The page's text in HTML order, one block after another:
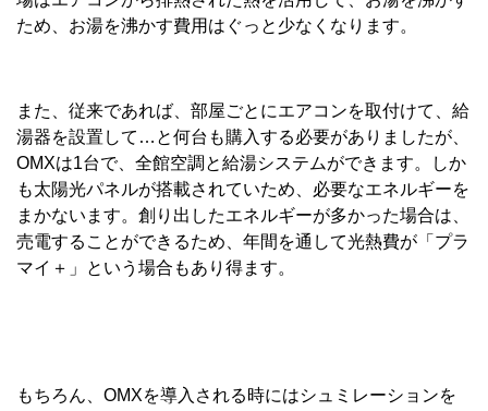
ため、お湯を沸かす費用はぐっと少なくなります。
また、従来であれば、部屋ごとにエアコンを取付けて、給
湯器を設置して…と何台も購入する必要がありましたが、
OMXは1台で、全館空調と給湯システムができます。しか
も太陽光パネルが搭載されていため、必要なエネルギーを
まかないます。創り出したエネルギーが多かった場合は、
売電することができるため、年間を通して光熱費が「プラ
マイ＋」という場合もあり得ます。
もちろん、OMXを導入される時にはシュミレーションを